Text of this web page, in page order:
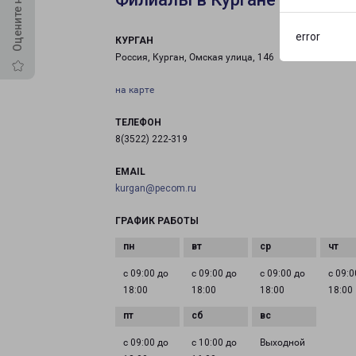
error
КУРГАН
Россия, Курган, Омская улица, 146
на карте
ТЕЛЕФОН
8(3522) 222-319
EMAIL
kurgan@pecom.ru
ГРАФИК РАБОТЫ
с 09:00 до
18:00
с 09:00 до
18:00
с 09:00 до
18:00
с
18:00
с 09:00 до
с 10:00 до
Выходной